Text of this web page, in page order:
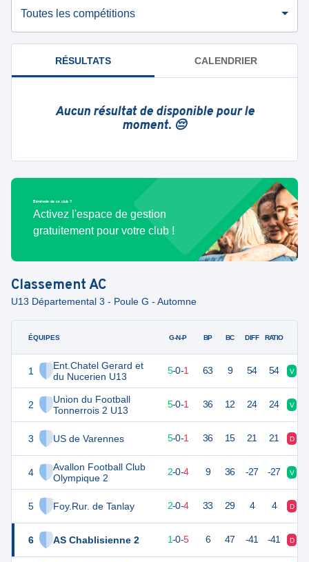
Toutes les compétitions
RÉSULTATS CALENDRIER
Aucun résultat de disponible pour le
moment. 😔
Bénévole de ce club ?
Activez l'espace de gestion
gratuitement pour votre club !
ClassementAC
U13 Départemental 3 - Poule G - Automne
ÉQUIPES
1
Ent.Chatel Gerard et
du Nucerien U13
2
Union du Football
Tonnerrois 2 U13
3 US de Varennes
4
Avallon Football Club
Olympique 2
5 Foy.Rur. de Tanlay
6 AS Chablisienne 2
G-N-P BP BC DIFF RATIO
15 5-0-1 63 9 54 54 V
15 5-0-1 36 12 24 24 V
15 5-0-1 36 15 21 21 D
6 2-0-4 9 36 -27 -27 V
6 2-0-4 33 29 4 4 D
3 1-0-5 6 47 -41 -41 D